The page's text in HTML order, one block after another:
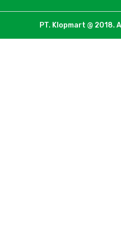
PT. Klopmart @ 2018.